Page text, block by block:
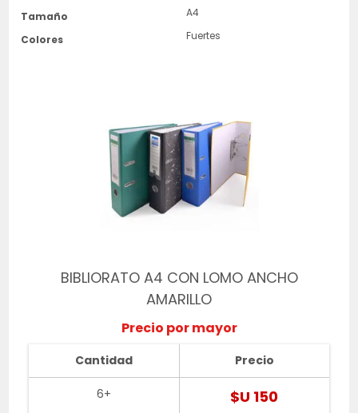
Tamaño
A4
Colores
Fuertes
BIBLIORATO A4 CON LOMO ANCHO
AMARILLO
Precio por mayor
Cantidad
6+
Precio
$U 150